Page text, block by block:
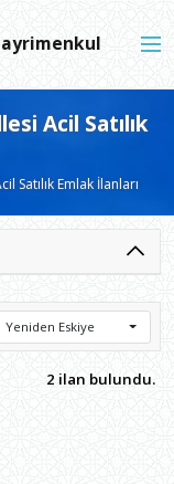
Acil Satılık
Satılık Emlak İlanları
Yeniden Eskiye
2 ilan bulundu.